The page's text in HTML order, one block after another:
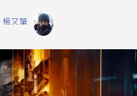
楊又肇